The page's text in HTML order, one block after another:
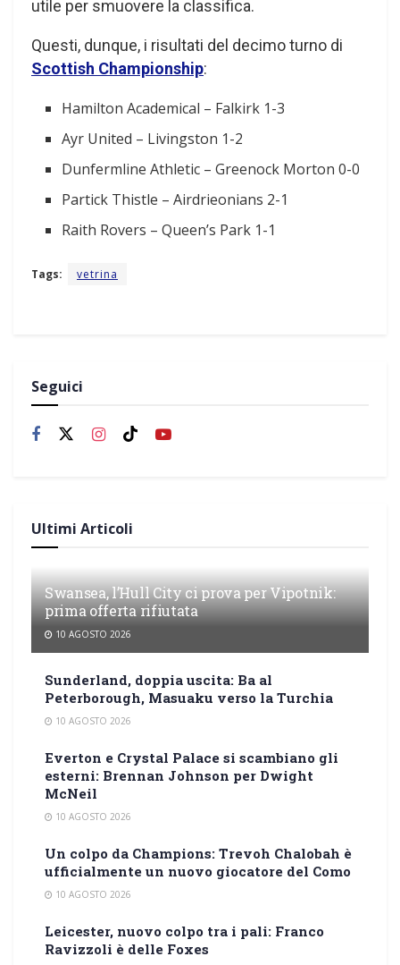
utile per smuovere la classifica.
Questi, dunque, i risultati del decimo turno di
Scottish Championship:
Hamilton Academical – Falkirk 1-3
Ayr United – Livingston 1-2
Dunfermline Athletic – Greenock Morton 0-0
Partick Thistle – Airdrieonians 2-1
Raith Rovers – Queen’s Park 1-1
Tags: vetrina
Seguici
Ultimi Articoli
Swansea, l’Hull City ci prova per Vipotnik:
prima offerta rifiutata
10 AGOSTO 2026
Sunderland, doppia uscita: Ba al
Peterborough, Masuaku verso la Turchia
10 AGOSTO 2026
Everton e Crystal Palace si scambiano gli
esterni: Brennan Johnson per Dwight
McNeil
10 AGOSTO 2026
Un colpo da Champions: Trevoh Chalobah è
ufficialmente un nuovo giocatore del Como
10 AGOSTO 2026
Leicester, nuovo colpo tra i pali: Franco
Ravizzoli è delle Foxes